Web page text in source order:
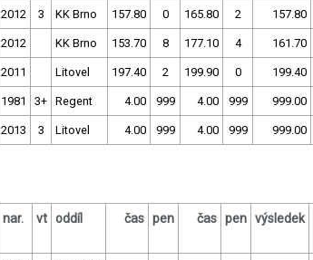
2012 3 KK Brno 157.80 0 165.80 2 157.80
2012 KK Brno 153.70 8 177.10 4 161.70
2011 Litovel 197.40 2 199.90 0 199.40
1981 3+ Regent 4.00 999 4.00 999 999.00
2013 3 Litovel 4.00 999 4.00 999 999.00
nar. vt oddíl čas pen čas pen výsledek